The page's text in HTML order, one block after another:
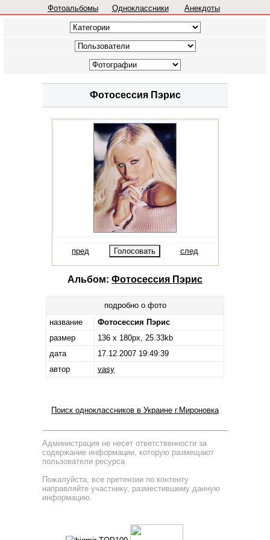
Фотоальбомы Одноклассники Анекдоты
Фотосессия Пэрис
пред след
Альбом: Фотосессия Пэрис
подробно о фото
название
Фотосессия Пэрис
размер
136 x 180px, 25.33kb
дата
17.12.2007 19:49:39
автор
vasy
Поиск одноклассников в Украине г.Мироновка
Администрация не несет ответственности за
содержание информации, которую размещают
пользователи ресурса.
Пожалуйста, все претензии по контенту
направляйте участнику, разместившему данную
информацию.